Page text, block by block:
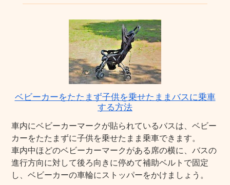
ベビーカーをたたまず子供を乗せたままバスに乗車
する方法
車内にベビーカーマークが貼られているバスは、ベビー
カーをたたまずに子供を乗せたまま乗車できます。
車内中ほどのベビーカーマークがある席の横に、バスの
進行方向に対して後ろ向きに停めて補助ベルトで固定
し、ベビーカーの車輪にストッパーをかけましょう。